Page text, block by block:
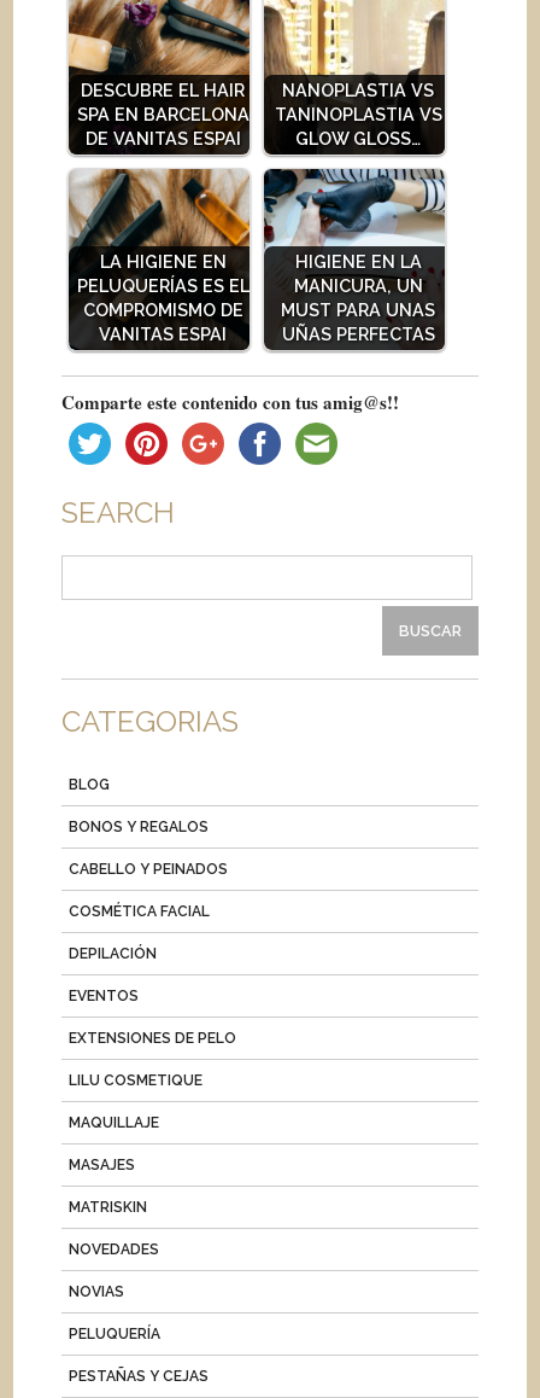
DESCUBRE EL HAIR
SPA EN BARCELONA
DE VANITAS ESPAI
NANOPLASTIA VS
TANINOPLASTIA VS
GLOW GLOSS…
LA HIGIENE EN
PELUQUERÍAS ES EL
COMPROMISMO DE
VANITAS ESPAI
HIGIENE EN LA
MANICURA, UN
MUST PARA UNAS
UÑAS PERFECTAS
Comparte este contenido con tus amig@s!!
SEARCH
CATEGORIAS
BLOG
BONOS Y REGALOS
CABELLO Y PEINADOS
COSMÉTICA FACIAL
DEPILACIÓN
EVENTOS
EXTENSIONES DE PELO
LILU COSMETIQUE
MAQUILLAJE
MASAJES
MATRISKIN
NOVEDADES
NOVIAS
PELUQUERÍA
PESTAÑAS Y CEJAS